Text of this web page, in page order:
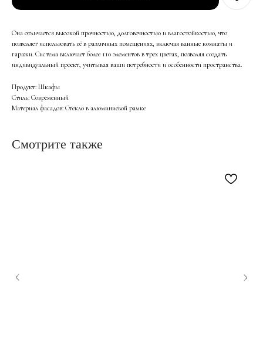
Она отличается высокой прочностью, долговечностью и влагостойкостью, что
позволяет использовать её в различных помещениях, включая ванные комнаты и
гаражи. Система включает более 110 элементов в трех цветах, позволяя создать
индивидуальный проект, учитывая ваши потребности и особенности пространства.
Продукт: Шкафы
Стиль: Современный
Материал фасадов: Стекло в алюминиевой рамке
Смотрите также